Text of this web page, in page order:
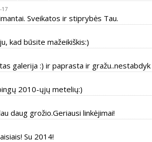
17
Sveikatos ir stiprybės Tau.
kad būsite mažeikiškis:)
galerija :) ir paprasta ir gražu..nestabdyk
2010-ųjų metelių:)
daug grožio.Geriausi linkėjimai!
Su 2014!